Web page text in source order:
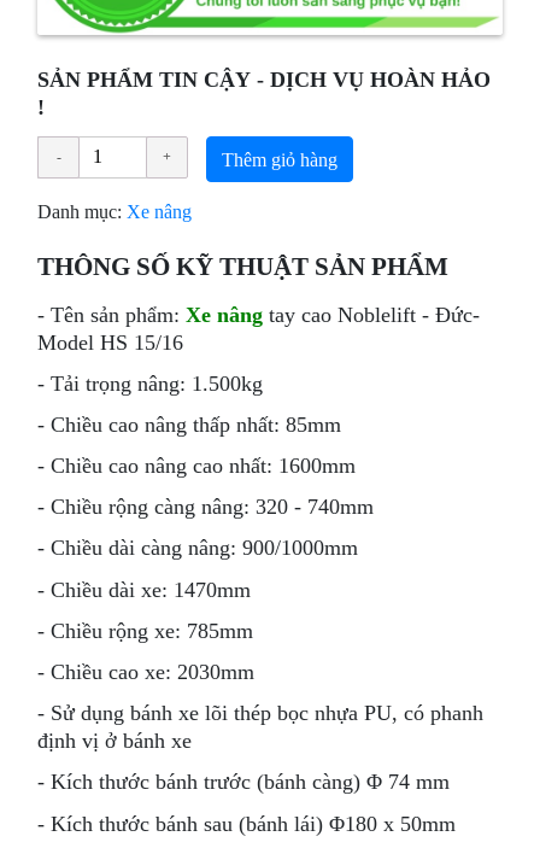
SẢN PHẨM TIN CẬY - DỊCH VỤ HOÀN HẢO
!
Thêm giỏ hàng
Danh mục: Xe nâng
THÔNG SỐ KỸ THUẬT SẢN PHẨM
- Tên sản phẩm: Xe nâng tay cao Noblelift - Đức-
Model HS 15/16
- Tải trọng nâng: 1.500kg
- Chiều cao nâng thấp nhất: 85mm
- Chiều cao nâng cao nhất: 1600mm
- Chiều rộng càng nâng: 320 - 740mm
- Chiều dài càng nâng: 900/1000mm
- Chiều dài xe: 1470mm
- Chiều rộng xe: 785mm
- Chiều cao xe: 2030mm
- Sử dụng bánh xe lõi thép bọc nhựa PU, có phanh
định vị ở bánh xe
- Kích thước bánh trước (bánh càng) Φ 74 mm
- Kích thước bánh sau (bánh lái) Φ180 x 50mm